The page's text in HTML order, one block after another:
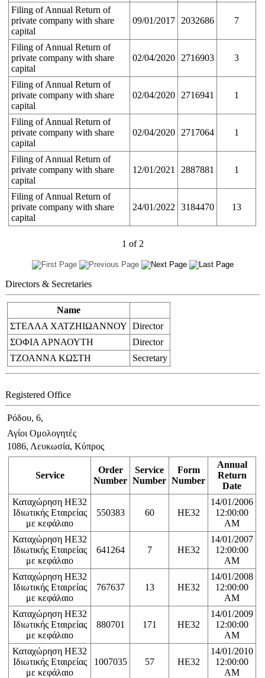
Filing of Annual Return of
private company with share
capital
09/01/2017 2032686 7
Filing of Annual Return of
private company with share
capital
02/04/2020 2716903 3
Filing of Annual Return of
private company with share
capital
02/04/2020 2716941 1
Filing of Annual Return of
private company with share
capital
02/04/2020 2717064 1
Filing of Annual Return of
private company with share
capital
12/01/2021 2887881 1
Filing of Annual Return of
private company with share
capital
24/01/2022 3184470 13
1 of 2
Directors & Secretaries
Name
ΣΤΕΛΛΑ ΧΑΤΖΗΙΩΑΝΝΟΥ
Director
ΣΟΦΙΑ ΑΡΝΑΟΥΤΗ
Director
ΤΖΟΑΝΝΑ ΚΩΣΤΗ
Secretary
Registered Office
Ρόδου, 6,
Αγίοι Ομολογητές
1086, Λευκωσία, Κύπρος
Service
Order
Number
Service
Number
Form
Number
Annual
Return
Date
Καταχώρηση ΗΕ32
Ιδιωτικής Εταιρείας
με κεφάλαιο
550383 60 HE32
14/01/2006
12:00:00
AM
Καταχώρηση ΗΕ32
Ιδιωτικής Εταιρείας
με κεφάλαιο
641264 7 HE32
14/01/2007
12:00:00
AM
Καταχώρηση ΗΕ32
Ιδιωτικής Εταιρείας
με κεφάλαιο
767637 13 HE32
14/01/2008
12:00:00
AM
Καταχώρηση ΗΕ32
Ιδιωτικής Εταιρείας
με κεφάλαιο
880701 171 HE32
14/01/2009
12:00:00
AM
Καταχώρηση ΗΕ32
Ιδιωτικής Εταιρείας
με κεφάλαιο
1007035 57 HE32
14/01/2010
12:00:00
AM